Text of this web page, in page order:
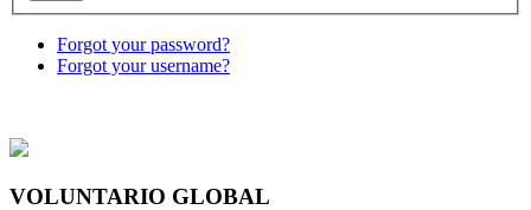
Forgot your password?
Forgot your username?
VOLUNTARIO GLOBAL